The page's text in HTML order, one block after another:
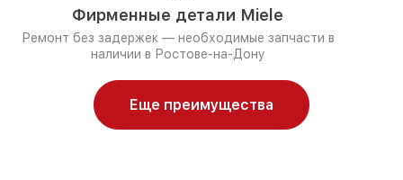
Фирменные детали Miele
Ремонт без задержек — необходимые запчасти в
наличии в Ростове-на-Дону
Еще преимущества